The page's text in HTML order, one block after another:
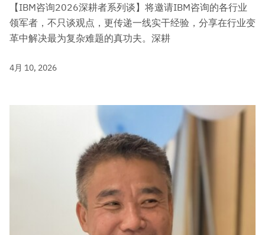
【IBM咨询2026深耕者系列谈】将邀请IBM咨询的各行业
领军者，不只谈观点，更传递一线实干经验，分享在行业变
革中解决最为复杂难题的真功夫。深耕
4月 10, 2026